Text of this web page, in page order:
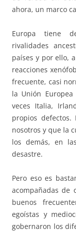
ahora, un marco
Europa tiene
rivalidades
países y por ello,
reacciones
frecuente, casi
la Unión
veces Italia,
propios
nosotros y que la
los demás, en
desastre.
Pero eso es
acompañadas de
buenos
egoístas y
gobernaron los